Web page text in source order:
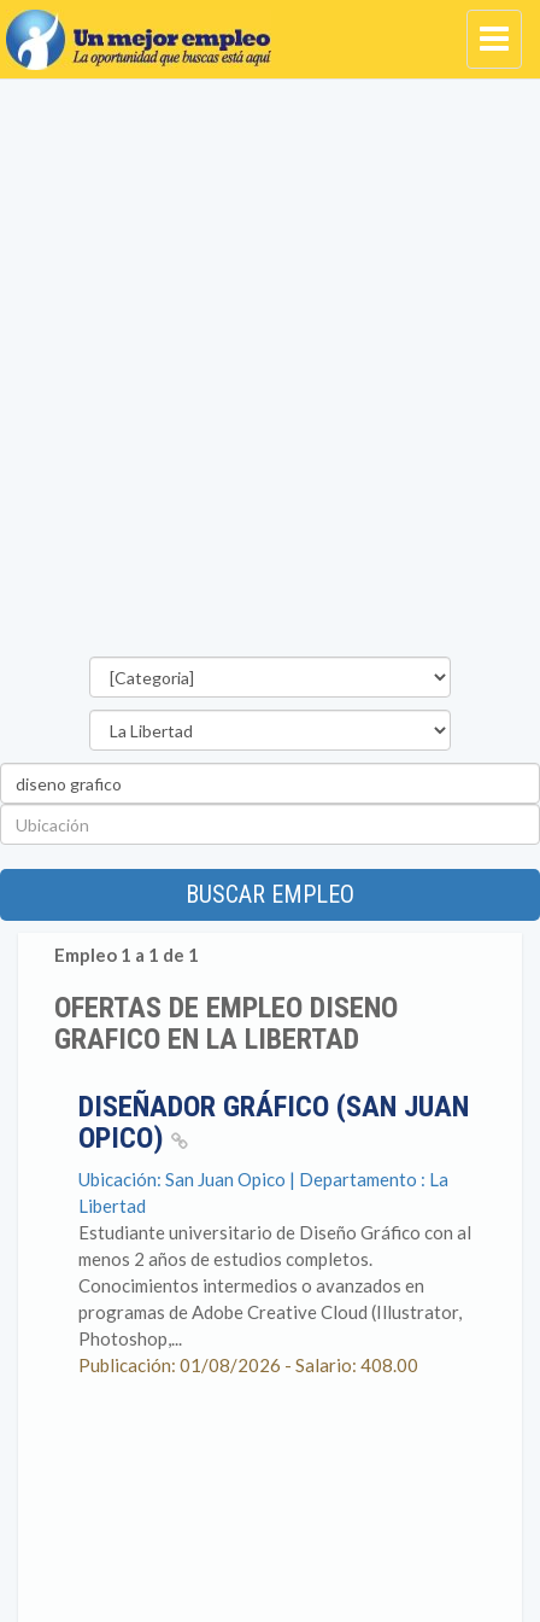
BUSCAR EMPLEO
Empleo 1 a 1 de 1
OFERTAS DE EMPLEO DISENO
GRAFICO EN LA LIBERTAD
DISEÑADOR GRÁFICO (SAN JUAN
OPICO)
Ubicación: San Juan Opico | Departamento : La
Libertad
Estudiante universitario de Diseño Gráfico con al
menos 2 años de estudios completos.
Conocimientos intermedios o avanzados en
programas de Adobe Creative Cloud (Illustrator,
Photoshop,...
Publicación: 01/08/2026 - Salario: 408.00